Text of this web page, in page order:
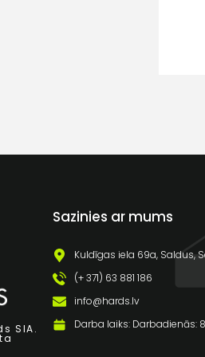
SIA.
Sazinies ar mums
Kuldīgas iela 69a, Saldus,
(+ 371) 63 881 186
info@hards.lv
Darba laiks: Darbadienās: